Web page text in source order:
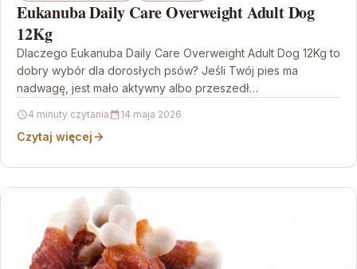
Eukanuba Daily Care Overweight Adult Dog
12Kg
Dlaczego Eukanuba Daily Care Overweight Adult Dog 12Kg to
dobry wybór dla dorosłych psów? Jeśli Twój pies ma
nadwagę, jest mało aktywny albo przeszedł…
4 minuty czytania 14 maja 2026
Czytaj więcej